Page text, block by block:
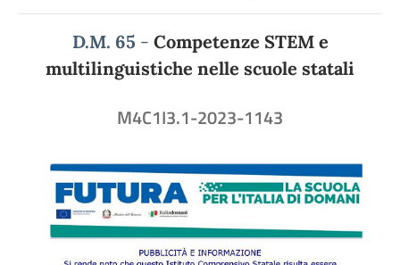
D.M. 65 - Competenze STEM e
multilinguistiche nelle scuole statali
M4C1I3.1-2023-1143